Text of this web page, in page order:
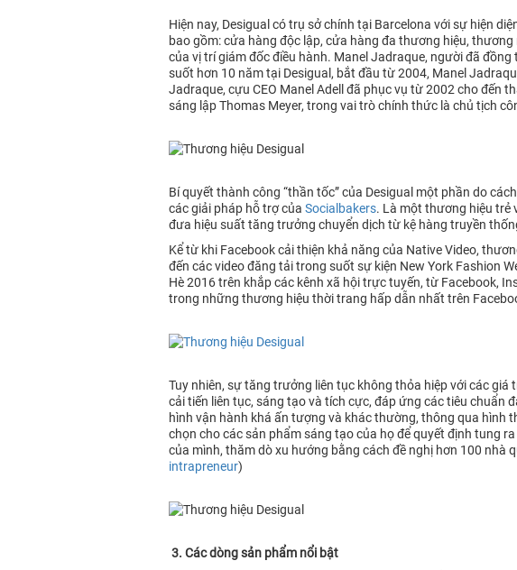
Hiện nay, Desigual có trụ sở chính tại Barcelona với sự hiện
bao gồm: cửa hàng độc lập, cửa hàng đa thương hiệu,
của vị trí giám đốc điều hành. Manel Jadraque, người đã
suốt hơn 10 năm tại Desigual, bắt đầu từ 2004, Manel
Jadraque, cựu CEO Manel Adell đã phục vụ từ 2002 cho đến
sáng lập Thomas Meyer, trong vai trò chính thức là chủ tịch
Bí quyết thành công “thần tốc” của Desigual một phần do
các giải pháp hỗ trợ của Socialbakers. Là một thương hiệu trẻ
đưa hiệu suất tăng trưởng chuyển dịch từ kệ hàng truyền
Kể từ khi Facebook cải thiện khả năng của Native Video,
đến các video đăng tải trong suốt sự kiện New York Fashion
Hè 2016 trên khắp các kênh xã hội trực tuyến, từ Facebook,
trong những thương hiệu thời trang hấp dẫn nhất trên
Tuy nhiên, sự tăng trưởng liên tục không thỏa hiệp với các
cải tiến liên tục, sáng tạo và tích cực, đáp ứng các tiêu
hình vận hành khá ấn tượng và khác thường, thông qua hình
chọn cho các sản phẩm sáng tạo của họ để quyết định tung
của mình, thăm dò xu hướng bằng cách đề nghị hơn 100 nhà
intrapreneur)
3. Các dòng sản phẩm nổi bật